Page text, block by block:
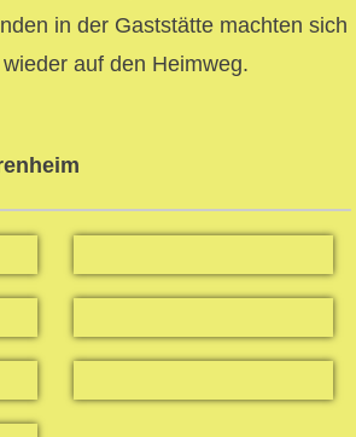
in der Gaststätte machten sich
auf den Heimweg.